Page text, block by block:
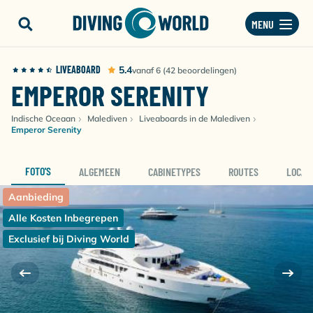
MENU
LIVEABOARD 5.4vanaf 6 (42 beoordelingen)
EMPEROR SERENITY
Indische Oceaan Malediven
Liveaboards in de Malediven
Emperor Serenity
FOTO'S ALGEMEEN CABINETYPES ROUTES
Aanbieding
Alle Kosten Inbegrepen
Exclusief bij Diving World